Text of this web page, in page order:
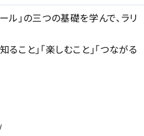
ル」の三つの基礎を学んで、ラリ
こと」「楽しむこと」「つながる